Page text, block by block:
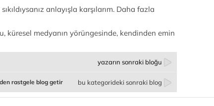
anlayışla karşılarım. Daha fazla
küresel medyanın yörüngesinde, kendinden emin
yazarın sonraki bloğu
bu kategorideki sonraki blog
rastgele blog getir